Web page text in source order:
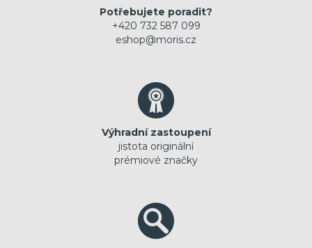
Potřebujete poradit?
+420 732 587 099
eshop@moris.cz
Výhradní zastoupení
jistota originální
prémiové značky